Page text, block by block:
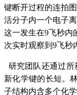
键断开过程的连拍
活分子内一个电子
这一发生在9飞秒内
次实时观察到9飞秒
研究团队还通过
新化学键的长短。
子结构内含多个化